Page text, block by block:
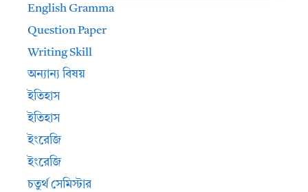
English Gramma
Question Paper
Writing Skill
অন্যান্য বিষয়
ইতিহাস
ইতিহাস
ইংরেজি
ইংরেজি
চতুর্থ সেমিস্টার